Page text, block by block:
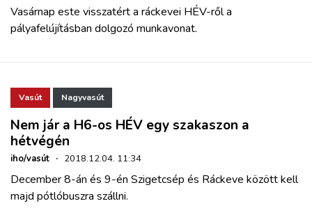
Vasárnap este visszatért a ráckevei HÉV-ről a
pályafelújításban dolgozó munkavonat.
Vasút Nagyvasút
Nem jár a H6-os HÉV egy szakaszon a
hétvégén
iho/vasút · 2018.12.04. 11:34
December 8-án és 9-én Szigetcsép és Ráckeve között kell
majd pótlóbuszra szállni.